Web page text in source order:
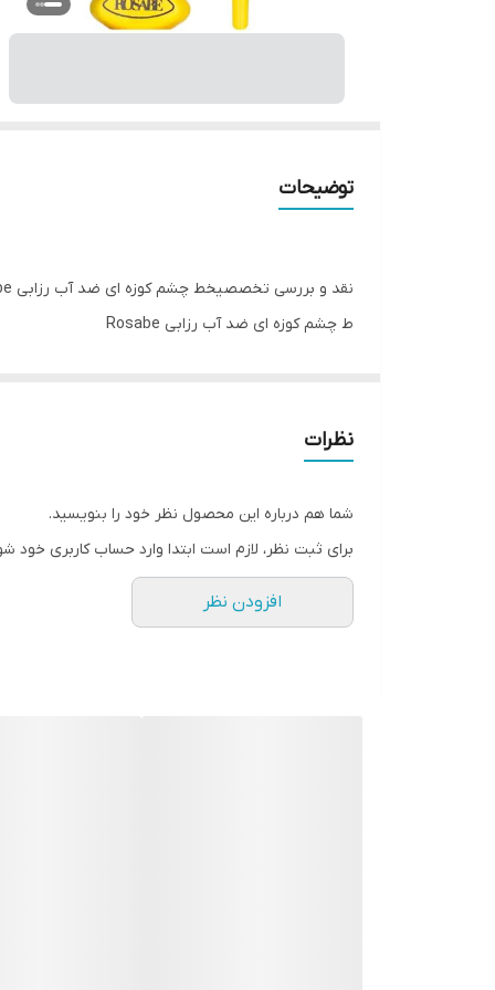
توضیحات
نقد و بررسی تخصصیخط چشم کوزه ای ضد آب رزابی Rosabe
ط چشم کوزه ای ضد آب رزابی Rosabe
مشکی و جلوه ی زیبایی بوده که در برابر آب و
می‌تواند مورد پسند بسیاری از افراد واقع شود.
کشیدن انواع خط چشم کوزه ای ضد آب رزابی Rosabe
چشم های درشت :خط چشم پهن کاملا برای شما
انتخاب کنید.
نظرات
شما هم درباره این محصول نظر خود را بنویسید.
برای ثبت نظر، لازم است ابتدا وارد حساب کاربری خود
افزودن نظر